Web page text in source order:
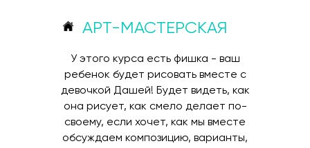
АРТ-МАСТЕРСКАЯ
У этого курса есть фишка - ваш
ребенок будет рисовать вместе с
девочкой Дашей! Будет видеть, как
она рисует, как смело делает по-
своему, если хочет, как мы вместе
обсуждаем композицию, варианты,